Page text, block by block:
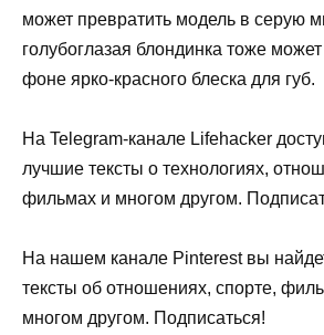
может превратить модель в серую
голубоглазая блондинка тоже
фоне ярко-красного блеска для губ.
На Telegram-канале Lifehacker
лучшие тексты о технологиях,
фильмах и многом другом.
На нашем канале Pinterest вы
тексты об отношениях, спорте,
многом другом. Подписаться!